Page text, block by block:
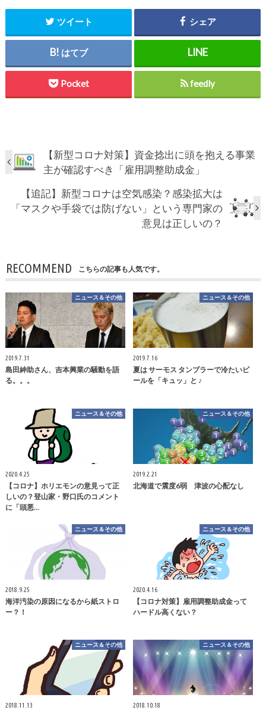
ツイート シェア
はてブ
Pocket feedly
【新型コロナ対策】資金捻出に頭を抱える事業
主が確認すべき「雇用調整助成金」
【追記】新型コロナは空気感染？感染拡大は
「マスクや手袋では防げない」という専門家の
意見は正しいの？
RECOMMEND こちらの記事も人気です。
ニュース＆その他
2019.7.31
島田紳助さん、吉本興業の騒動を語
る。。。
ニュース＆その他
2019.7.16
夏は サーモス タンブラーで冷たいビ
ールを「キュッ」と ♪
ニュース＆その他
2020.4.25
【コロナ】ホリエモンの意見って正
しいの？登山家・野口氏のコメント
に「頭悪…
ニュース＆その他
2019.2.21
北海道で震度6弱 津波の心配なし
ニュース＆その他
2018.9.25
海洋汚染の原因になるから紙ストロ
ー？！
ニュース＆その他
2020.4.16
【コロナ対策】雇用調整助成金って
ハードル高くない？
ニュース＆その他
2018.11.13
ニュース＆その他
2018.10.18